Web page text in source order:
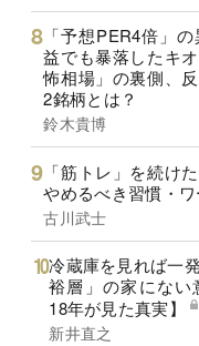
「予想PER4倍」
益でも暴落したキ
怖相場」の裏側、
2銘柄とは？
鈴木貴博
「筋トレ」を続け
やめるべき習慣・ワ
古川武士
冷蔵庫を見れば一
裕層」の家にな
18年が見た真実】
新井直之